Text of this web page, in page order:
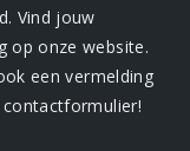
Vind jouw
op onze website.
een vermelding
contactformulier!